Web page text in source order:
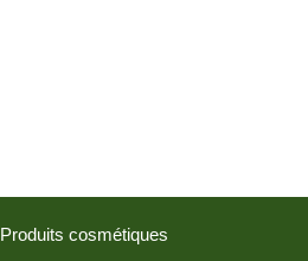
Produits cosmétiques